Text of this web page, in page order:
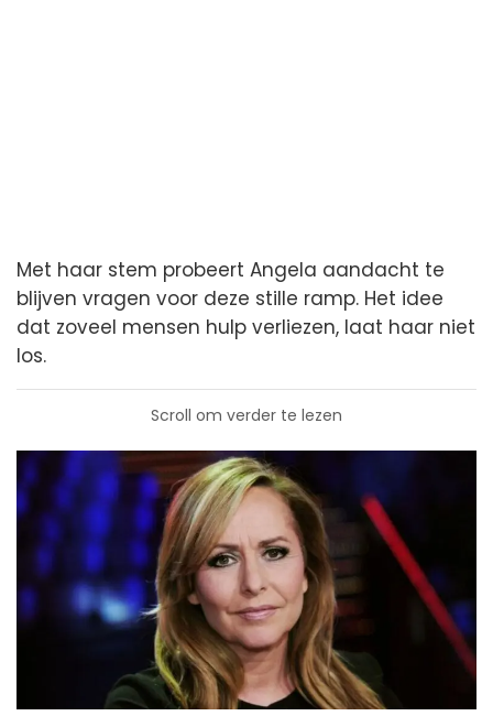
Met haar stem probeert Angela aandacht te
blijven vragen voor deze stille ramp. Het idee
dat zoveel mensen hulp verliezen, laat haar niet
los.
Scroll om verder te lezen